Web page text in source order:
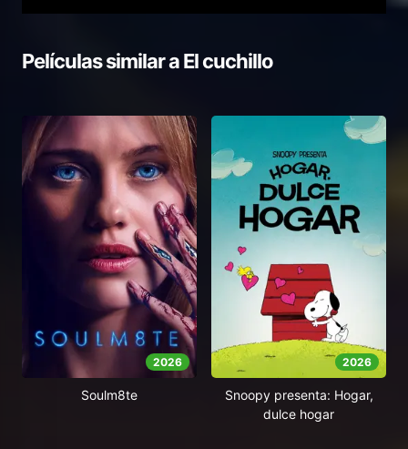
Películas similar aEl cuchillo
2026
Soulm8te
2026
Snoopy presenta: Hogar,
dulce hogar